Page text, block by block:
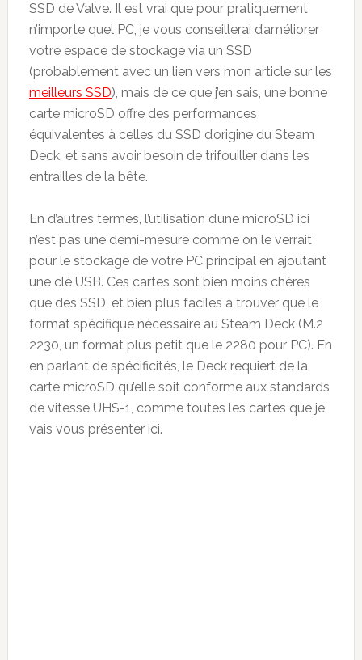
SSD de Valve. Il est vrai que pour pratiquement
n’importe quel PC, je vous conseillerai d’améliorer
votre espace de stockage via un SSD
(probablement avec un lien vers mon article sur les
meilleurs SSD), mais de ce que j’en sais, une bonne
carte microSD offre des performances
équivalentes à celles du SSD d’origine du Steam
Deck, et sans avoir besoin de trifouiller dans les
entrailles de la bête.
En d’autres termes, l’utilisation d’une microSD ici
n’est pas une demi-mesure comme on le verrait
pour le stockage de votre PC principal en ajoutant
une clé USB. Ces cartes sont bien moins chères
que des SSD, et bien plus faciles à trouver que le
format spécifique nécessaire au Steam Deck (M.2
2230, un format plus petit que le 2280 pour PC). En
en parlant de spécificités, le Deck requiert de la
carte microSD qu’elle soit conforme aux standards
de vitesse UHS-1, comme toutes les cartes que je
vais vous présenter ici.